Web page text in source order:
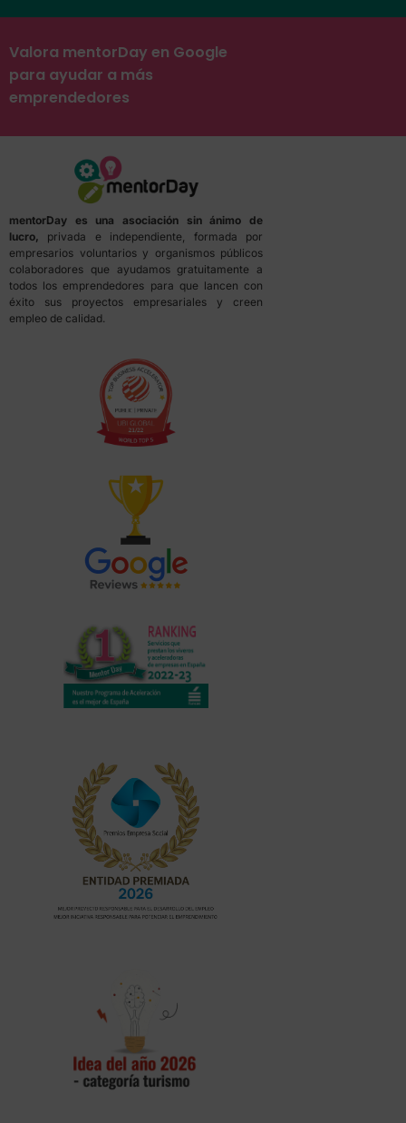
Valora mentorDay en Google
para ayudar a más
emprendedores
mentorDay es una asociación sin ánimo de
lucro, privada e independiente, formada por
empresarios voluntarios y organismos públicos
colaboradores que ayudamos gratuitamente a
todos los emprendedores para que lancen con
éxito sus proyectos empresariales y creen
empleo de calidad.